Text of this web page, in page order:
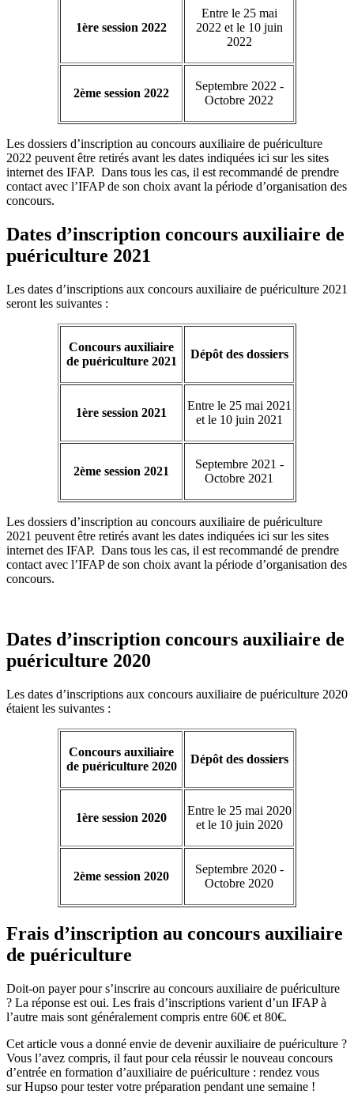
1ère session 2022
Entre le 25 mai
2022 et le 10 juin
2022
2ème session 2022
Septembre 2022 -
Octobre 2022
Les dossiers d’inscription au concours auxiliaire de puériculture
2022 peuvent être retirés avant les dates indiquées ici sur les sites
internet des IFAP. Dans tous les cas, il est recommandé de prendre
contact avec l’IFAP de son choix avant la période d’organisation des
concours.
Dates d’inscription concours auxiliaire de
puériculture 2021
Les dates d’inscriptions aux concours auxiliaire de puériculture 2021
seront les suivantes :
Concours auxiliaire
de puériculture 2021
Dépôt des dossiers
1ère session 2021
Entre le 25 mai 2021
et le 10 juin 2021
2ème session 2021
Septembre 2021 -
Octobre 2021
Les dossiers d’inscription au concours auxiliaire de puériculture
2021 peuvent être retirés avant les dates indiquées ici sur les sites
internet des IFAP. Dans tous les cas, il est recommandé de prendre
contact avec l’IFAP de son choix avant la période d’organisation des
concours.
Dates d’inscription concours auxiliaire de
puériculture 2020
Les dates d’inscriptions aux concours auxiliaire de puériculture 2020
étaient les suivantes :
Concours auxiliaire
de puériculture 2020
Dépôt des dossiers
1ère session 2020
Entre le 25 mai 2020
et le 10 juin 2020
2ème session 2020
Septembre 2020 -
Octobre 2020
Frais d’inscription au concours auxiliaire
de puériculture
Doit-on payer pour s’inscrire au concours auxiliaire de puériculture
? La réponse est oui. Les frais d’inscriptions varient d’un IFAP à
l’autre mais sont généralement compris entre 60€ et 80€.
Cet article vous a donné envie de devenir auxiliaire de puériculture ?
Vous l’avez compris, il faut pour cela réussir le nouveau concours
d’entrée en formation d’auxiliaire de puériculture : rendez vous
sur Hupso pour tester votre préparation pendant une semaine !